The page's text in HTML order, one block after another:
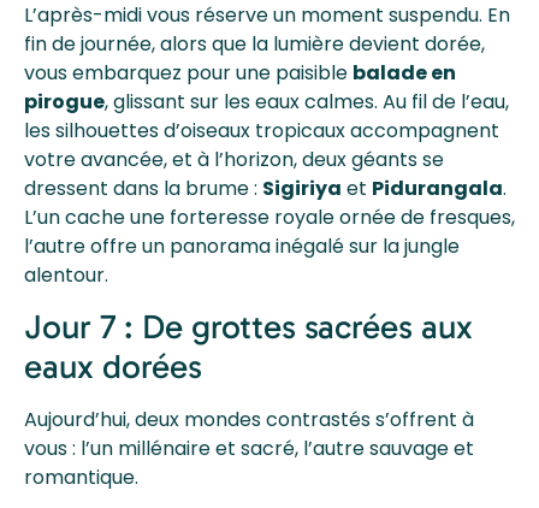
L’après-midi vous réserve un moment suspendu. En
fin de journée, alors que la lumière devient dorée,
vous embarquez pour une paisible balade en
pirogue, glissant sur les eaux calmes. Au fil de l’eau,
les silhouettes d’oiseaux tropicaux accompagnent
votre avancée, et à l’horizon, deux géants se
dressent dans la brume : Sigiriya et Pidurangala.
L’un cache une forteresse royale ornée de fresques,
l’autre offre un panorama inégalé sur la jungle
alentour.
Jour 7 : De grottes sacrées aux
eaux dorées
Aujourd’hui, deux mondes contrastés s’offrent à
vous : l’un millénaire et sacré, l’autre sauvage et
romantique.